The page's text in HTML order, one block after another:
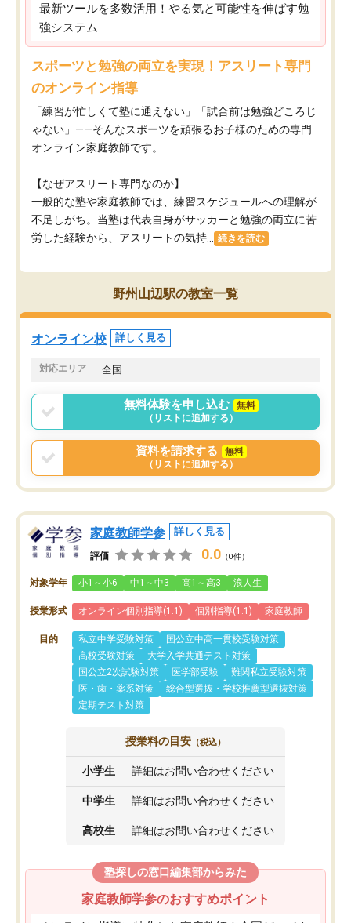
最新ツールを多数活用！やる気と可能性を伸ばす勉
強システム
スポーツと勉強の両立を実現！アスリート専門
のオンライン指導
「練習が忙しくて塾に通えない」「試合前は勉強どころじ
ゃない」——そんなスポーツを頑張るお子様のための専門
オンライン家庭教師です。
【なぜアスリート専門なのか】
一般的な塾や家庭教師では、練習スケジュールへの理解が
不足しがち。当塾は代表自身がサッカーと勉強の両立に苦
労した経験から、アスリートの気持...
続きを読む
野州山辺駅の教室一覧
オンライン校 詳しく見る
対応エリア 全国
無料体験を申し込む
無料
（リストに追加する）
資料を請求する
無料
（リストに追加する）
家庭教師学参 詳しく見る
評価 0.0 （0件）
対象学年 小1～小6 中1～中3 高1～高3 浪人生
授業形式 オンライン個別指導(1:1) 個別指導(1:1) 家庭教師
目的 私立中学受験対策
国公立中高一貫校受験対策
高校受験対策
大学入学共通テスト対策
国公立2次試験対策
医学部受験
難関私立受験対策
医・歯・薬系対策
総合型選抜・学校推薦型選抜対策
定期テスト対策
授業料の目安 （税込）
小学生 詳細はお問い合わせください
中学生 詳細はお問い合わせください
高校生 詳細はお問い合わせください
塾探しの窓口編集部からみた
家庭教師学参のおすすめポイント